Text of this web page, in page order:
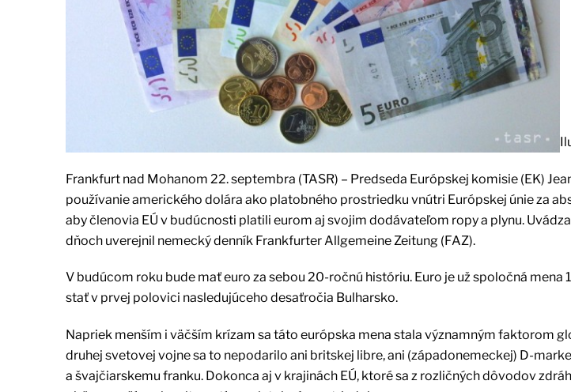
Frankfurt nad Mohanom 22. septembra (TASR) – Predseda Európskej komisie (EK)
používanie amerického dolára ako platobného prostriedku vnútri Európskej únie za
aby členovia EÚ v budúcnosti platili eurom aj svojim dodávateľom ropy a plynu.
dňoch uverejnil nemecký denník Frankfurter Allgemeine Zeitung (FAZ).
V budúcom roku bude mať euro za sebou 20-ročnú históriu. Euro je už spoločná mena
stať v prvej polovici nasledujúceho desaťročia Bulharsko.
Napriek menším i väčším krízam sa táto európska mena stala významným faktorom
druhej svetovej vojne sa to nepodarilo ani britskej libre, ani (západonemeckej) D-
a švajčiarskemu franku. Dokonca aj v krajinách EÚ, ktoré sa z rozličných dôvodov